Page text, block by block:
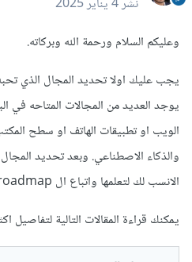
نشر4 يناير 2025
وعليكم السلام ورحمة الله وبركاته.
يجب عليك اولا تحديد المجال الذي
يوجد العديد من المجالات المتاحه في
الويب او تطبيقات الهاتف او سطح
والذكاء الاصطناعي. وبعد تحديد المجال
الانسب لك لتعلمها واتباع ال roadmap الخاص بها.
يمكنك قراءة المقالات التالية لتفاصيل